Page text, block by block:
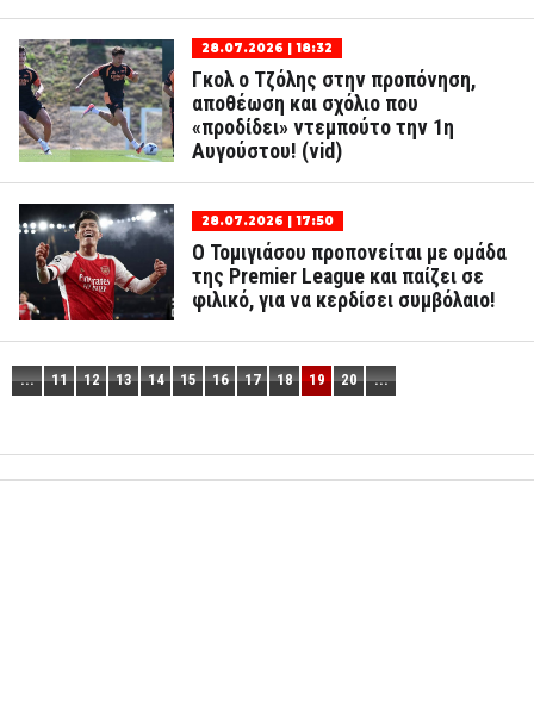
28.07.2026 | 18:32
Γκολ ο Τζόλης στην προπόνηση,
αποθέωση και σχόλιο που
«προδίδει» ντεμπούτο την 1η
Αυγούστου! (vid)
28.07.2026 | 17:50
Ο Τομιγιάσου προπονείται με ομάδα
της Premier League και παίζει σε
φιλικό, για να κερδίσει συμβόλαιο!
... 11 12 13 14 15 16 17 18 19 20 ...